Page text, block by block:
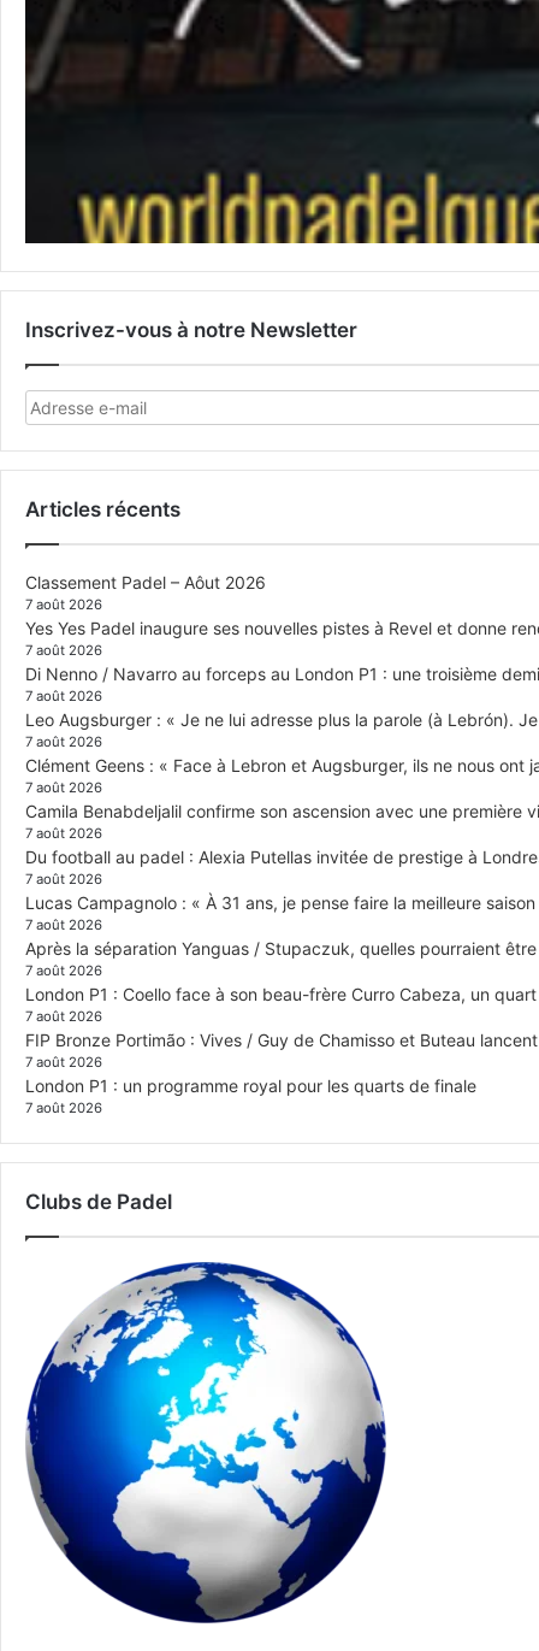
Inscrivez-vous à notre Newsletter
Articles récents
Classement Padel – Aôut 2026
7 août 2026
Yes Yes Padel inaugure ses nouvelles pistes à Revel et donne
7 août 2026
Di Nenno / Navarro au forceps au London P1 : une troisième
7 août 2026
Leo Augsburger : « Je ne lui adresse plus la parole (à Lebrón).
7 août 2026
Clément Geens : « Face à Lebron et Augsburger, ils ne nous ont
7 août 2026
Camila Benabdeljalil confirme son ascension avec une première
7 août 2026
Du football au padel : Alexia Putellas invitée de prestige à
7 août 2026
Lucas Campagnolo : « À 31 ans, je pense faire la meilleure
7 août 2026
Après la séparation Yanguas / Stupaczuk, quelles pourraient
7 août 2026
London P1 : Coello face à son beau-frère Curro Cabeza, un
7 août 2026
FIP Bronze Portimão : Vives / Guy de Chamisso et Buteau
7 août 2026
London P1 : un programme royal pour les quarts de finale
7 août 2026
Clubs de Padel